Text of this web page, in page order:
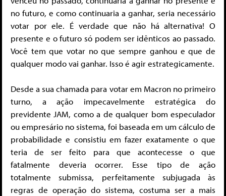
no futuro, e como continuaria a ganhar, seria necessário
votar por ele. É verdade que não há alternativa! O
presente e o futuro só podem ser idênticos ao passado.
Você tem que votar no que sempre ganhou e que de
qualquer modo vai ganhar. Isso é agir estrategicamente.
Desde a sua chamada para votar em Macron no primeiro
turno, a ação impecavelmente estratégica do
previdente JAM, como a de qualquer bom especulador
ou empresário no sistema, foi baseada em um cálculo de
probabilidade e consistiu em fazer exatamente o que
teria de ser feito para que acontecesse o que
fatalmente deveria ocorrer. Esse tipo de ação
totalmente submissa, perfeitamente subjugada às
regras de operação do sistema, costuma ser a mais